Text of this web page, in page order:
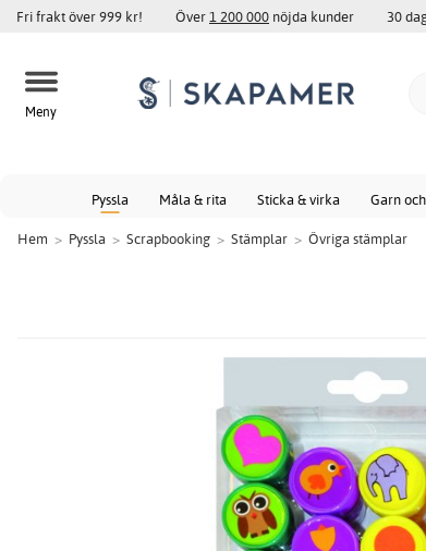
Fri frakt över 999 kr! Över1 200 000 nöjda kunder 30
Meny
Pyssla Måla & rita Sticka & virka Garn
Hem > Pyssla > Scrapbooking > Stämplar > Övriga stämplar